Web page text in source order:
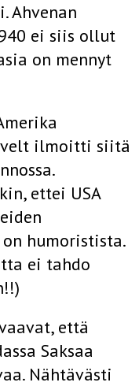
Ahvenan
ei siis ollut
on mennyt
ilmoitti siitä
ettei USA
on humoristista.
ei tahdo
että
Saksaa
Nähtävästi